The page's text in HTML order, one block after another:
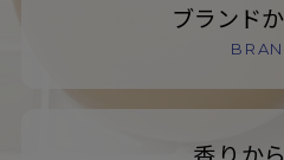
ブランド